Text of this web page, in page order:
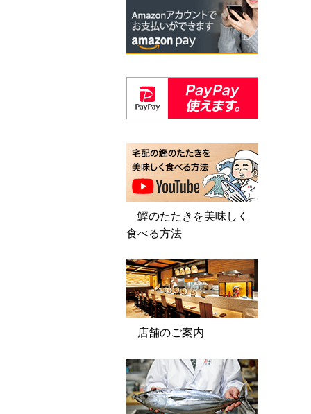
鰹のたたきを美味しく
食べる方法
店舗のご案内